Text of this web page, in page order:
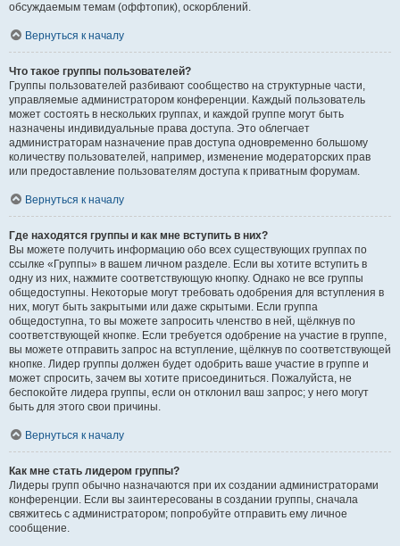
обсуждаемым темам (оффтопик), оскорблений.
Вернуться к началу
Что такое группы пользователей?
Группы пользователей разбивают сообщество на структурные части,
управляемые администратором конференции. Каждый пользователь
может состоять в нескольких группах, и каждой группе могут быть
назначены индивидуальные права доступа. Это облегчает
администраторам назначение прав доступа одновременно большому
количеству пользователей, например, изменение модераторских прав
или предоставление пользователям доступа к приватным форумам.
Вернуться к началу
Где находятся группы и как мне вступить в них?
Вы можете получить информацию обо всех существующих группах по
ссылке «Группы» в вашем личном разделе. Если вы хотите вступить в
одну из них, нажмите соответствующую кнопку. Однако не все группы
общедоступны. Некоторые могут требовать одобрения для вступления в
них, могут быть закрытыми или даже скрытыми. Если группа
общедоступна, то вы можете запросить членство в ней, щёлкнув по
соответствующей кнопке. Если требуется одобрение на участие в группе,
вы можете отправить запрос на вступление, щёлкнув по соответствующей
кнопке. Лидер группы должен будет одобрить ваше участие в группе и
может спросить, зачем вы хотите присоединиться. Пожалуйста, не
беспокойте лидера группы, если он отклонил ваш запрос; у него могут
быть для этого свои причины.
Вернуться к началу
Как мне стать лидером группы?
Лидеры групп обычно назначаются при их создании администраторами
конференции. Если вы заинтересованы в создании группы, сначала
свяжитесь с администратором; попробуйте отправить ему личное
сообщение.